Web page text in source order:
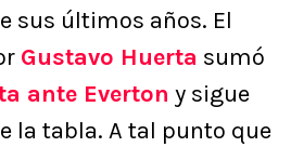
sus últimos años. El
Gustavo Huerta sumó
ante Everton y sigue
la tabla. A tal punto que